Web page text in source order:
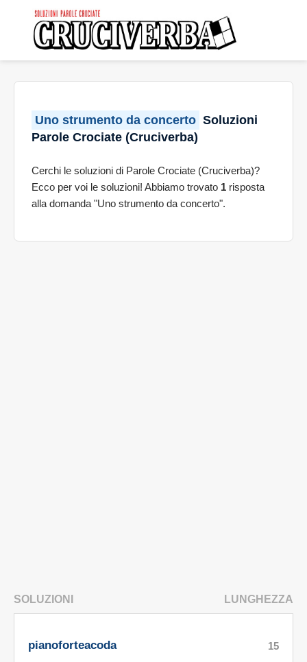
Uno strumento da concerto Soluzioni
Parole Crociate (Cruciverba)
Cerchi le soluzioni di Parole Crociate (Cruciverba)?
Ecco per voi le soluzioni! Abbiamo trovato 1 risposta
alla domanda "Uno strumento da concerto".
SOLUZIONI LUNGHEZZA
pianoforteacoda 15